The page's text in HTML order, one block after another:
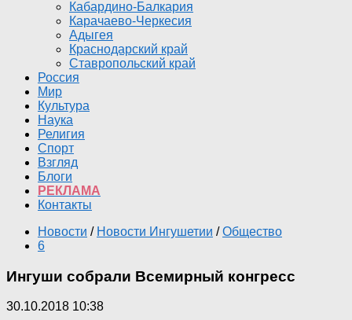
Кабардино-Балкария
Карачаево-Черкесия
Адыгея
Краснодарский край
Ставропольский край
Россия
Мир
Культура
Наука
Религия
Спорт
Взгляд
Блоги
РЕКЛАМА
Контакты
Новости / Новости Ингушетии / Общество
6
Ингуши собрали Всемирный конгресс
30.10.2018 10:38